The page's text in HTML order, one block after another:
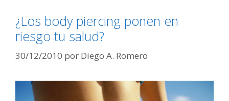
¿Los body piercing ponen en
riesgo tu salud?
30/12/2010 por Diego A. Romero